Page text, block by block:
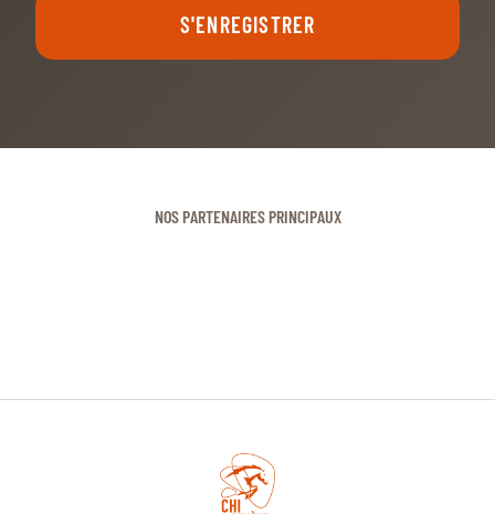
S'ENREGISTRER
NOS PARTENAIRES PRINCIPAUX